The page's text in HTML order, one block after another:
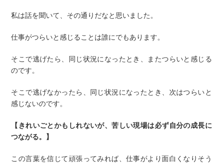
私は話を聞いて、その通りだなと思いました。
仕事がつらいと感じることは誰にでもあります。
そこで逃げたら、同じ状況になったとき、またつらいと感じる
のです。
そこで逃げなかったら、同じ状況になったとき、次はつらいと
感じないのです。
【きれいごとかもしれないが、苦しい現場は必ず自分の成長に
つながる。】
この言葉を信じて頑張ってみれば、仕事がより面白くなりそう